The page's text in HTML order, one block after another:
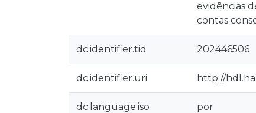
evidências
contas
dc.identifier.tid 202446506
dc.identifier.uri http://
dc.language.iso por